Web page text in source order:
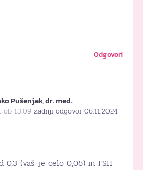
Odgovori
Pušenjak, dr. med.
ob 13:09 zadnji odgovor 06.11.2024
0,3 (vaš je celo 0,06) in FSH